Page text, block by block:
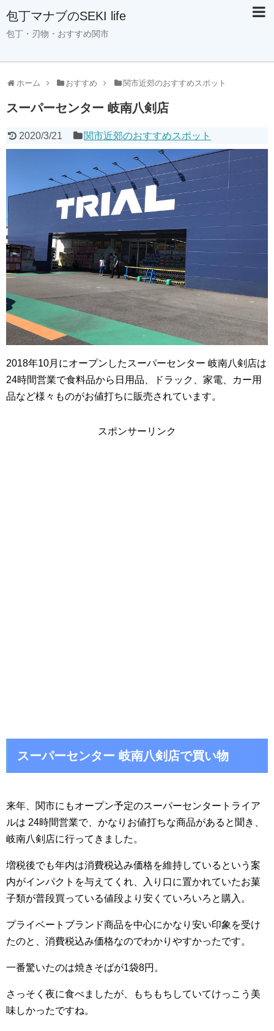
包丁マナブのSEKI life
包丁・刃物・おすすめ関市
ホーム おすすめ 関市近郊のおすすめスポット
スーパーセンター 岐南八剣店
2020/3/21 関市近郊のおすすめスポット
2018年10月にオープンしたスーパーセンター 岐南八剣店は
24時間営業で食料品から日用品、ドラック、家電、カー用
品など様々ものがお値打ちに販売されています。
スポンサーリンク
スーパーセンター 岐南八剣店で買い物
来年、関市にもオープン予定のスーパーセンタートライア
ルは 24時間営業で、かなりお値打ちな商品があると聞き、
岐南八剣店に行ってきました。
増税後でも年内は消費税込み価格を維持しているという案
内がインパクトを与えてくれ、入り口に置かれていたお菓
子類が普段買っている値段より安くていろいろと購入。
プライベートブランド商品を中心にかなり安い印象を受け
たのと、消費税込み価格なのでわかりやすかったです。
一番驚いたのは焼きそばが1袋8円。
さっそく夜に食べましたが、もちもちしていてけっこう美
味しかったですね。